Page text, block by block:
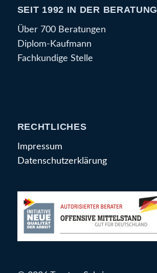
SEIT 1992 IN DER BERATUNG
Über 700 Beratungen
Diplom-Kaufmann
Fachkundige Stelle
RECHTLICHES
Impressum
Datenschutzerklärung